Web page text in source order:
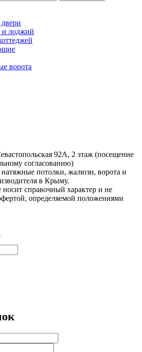
и лоджий
ворота
92А, 2 этаж (посещение
согласованию)
потолки, жалюзи, ворота и
в Крыму.
справочный характер и не
определяемой положениями